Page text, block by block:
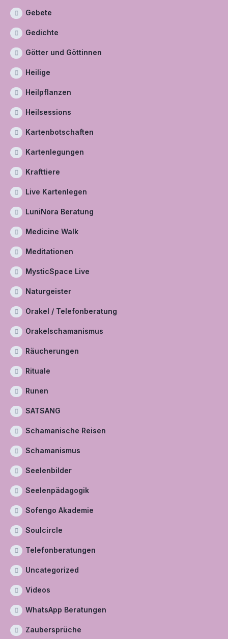
Gebete
Gedichte
Götter und Göttinnen
Heilige
Heilpflanzen
Heilsessions
Kartenbotschaften
Kartenlegungen
Krafttiere
Live Kartenlegen
LuniNora Beratung
Medicine Walk
Meditationen
MysticSpace Live
Naturgeister
Orakel / Telefonberatung
Orakelschamanismus
Räucherungen
Rituale
Runen
SATSANG
Schamanische Reisen
Schamanismus
Seelenbilder
Seelenpädagogik
Sofengo Akademie
Soulcircle
Telefonberatungen
Uncategorized
Videos
WhatsApp Beratungen
Zaubersprüche